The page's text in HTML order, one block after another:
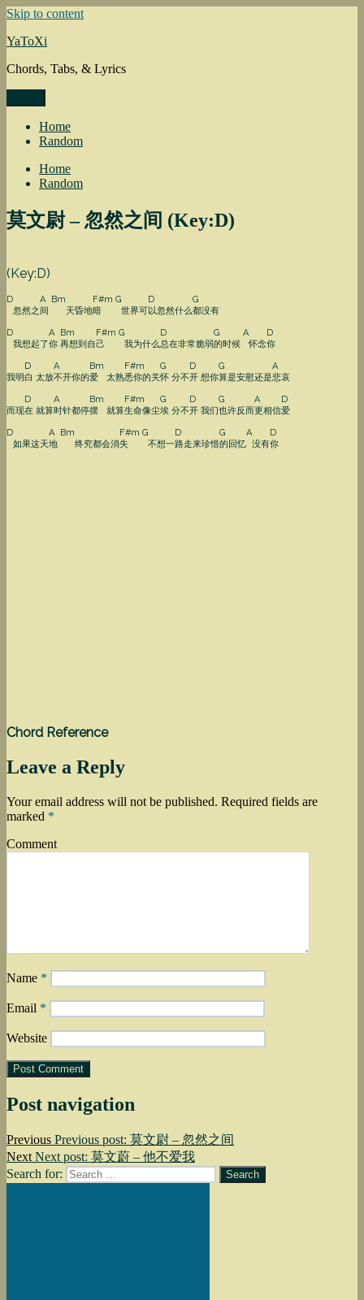
Skip to content
YaToXi
Chords, Tabs, & Lyrics
Home
Random
Home
Random
莫文尉 – 忽然之间 (Key:D)
(Key:D)
D A Bm F#m G D
G
忽然之间 天昏地暗 世界可以忽然什么都没有
D A Bm F#m G D G A
D
我想起了你 再想到自己 我为什么总在非常脆弱的时候 怀念你
D A Bm F#m G D G
A
我明白 太放不开你的爱 太熟悉你的关怀 分不开 想你算是安慰还是悲哀
D A Bm F#m G D G A
D
而现在 就算时针都停摆 就算生命像尘埃 分不开 我们也许反而更相信爱
D A Bm F#m G D G A
D
如果这天地 终究都会消失 不想一路走来珍惜的回忆 没有你
Chord Reference
Leave a Reply
Your email address will not be published. Required fields are
marked *
Comment
Name *
Email *
Website
Post navigation
Previous Previous post: 莫文尉 – 忽然之间
Next Next post: 莫文蔚 – 他不爱我
Search for:
Search